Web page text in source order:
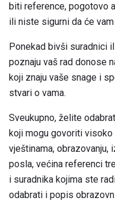
biti reference, pogotovo
ili niste sigurni da će
Ponekad bivši suradnici
poznaju vaš rad donose
koji znaju vaše snage i
stvari o vama.
Sveukupno, želite
koji mogu govoriti
vještinama,
posla, većina referenci
i suradnika kojima ste
odabrati i popis